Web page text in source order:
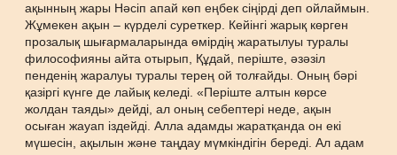
ақынның жары Нәсіп апай көп еңбек сіңірді деп ойлаймын.
Жұмекен ақын – күрделі суреткер. Кейінгі жарық көрген
прозалық шығармаларында өмірдің жаратылуы туралы
философияны айта отырып, Құдай, періште, әзәзіл
пенденің жаралуы туралы терең ой толғайды. Оның бәрі
қазіргі күнге де лайық келеді. «Періште алтын көрсе
жолдан таяды» дейді, ал оның себептері неде, ақын
осыған жауап іздейді. Алла адамды жаратқанда он екі
мүшесін, ақылын және таңдау мүмкіндігін береді. Ал адам